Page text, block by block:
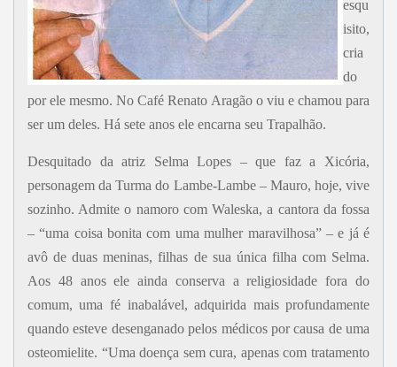
esqu
isito,
cria
do
por ele mesmo. No Café Renato Aragão o viu e chamou para
ser um deles. Há sete anos ele encarna seu Trapalhão.
Desquitado da atriz Selma Lopes – que faz a Xicória,
personagem da Turma do Lambe-Lambe – Mauro, hoje, vive
sozinho. Admite o namoro com Waleska, a cantora da fossa
– “uma coisa bonita com uma mulher maravilhosa” – e já é
avô de duas meninas, filhas de sua única filha com Selma.
Aos 48 anos ele ainda conserva a religiosidade fora do
comum, uma fé inabalável, adquirida mais profundamente
quando esteve desenganado pelos médicos por causa de uma
osteomielite. “Uma doença sem cura, apenas com tratamento